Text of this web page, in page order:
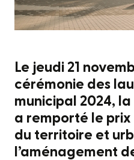
Le jeudi 21
cérémonie des
municipal 2024,
a remporté le
du territoire et
l’aménagement